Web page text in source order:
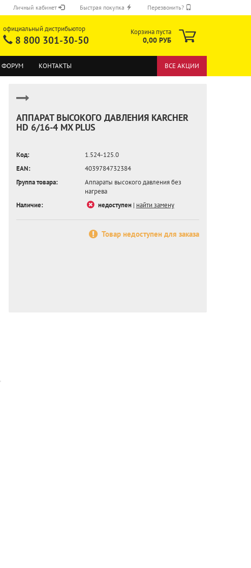
Личный кабинет Быстрая покупка Перезвонить?
ОТПРАВИТЬ
официальный дистрибьютор
8 800 301-30-50
Корзина пуста
0,00 РУБ
ФОРУМ КОНТАКТЫ ВСЕ АКЦИИ
АППАРАТ ВЫСОКОГО ДАВЛЕНИЯ KARCHER
HD 6/16-4 MX PLUS
Код:
1.524-125.0
EAN:
4039784732384
Группа товара:
Аппараты высокого давления без
нагрева
Наличие:
недоступен| найти замену
Товар недоступен для заказа